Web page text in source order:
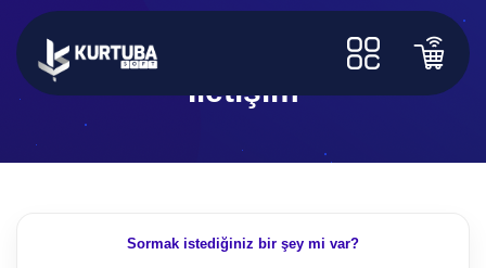
İletişim
Sormak istediğiniz bir şey mi var?